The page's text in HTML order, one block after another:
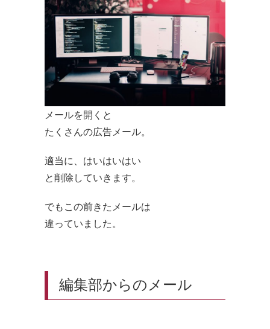
メールを開くと
たくさんの広告メール。
適当に、はいはいはい
と削除していきます。
でもこの前きたメールは
違っていました。
編集部からのメール